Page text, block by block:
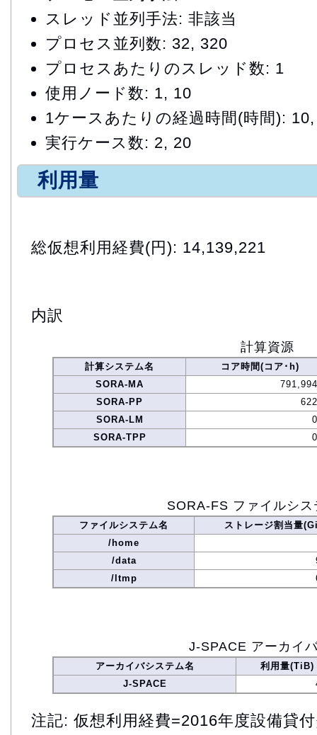
スレッド並列手法: 非該当
プロセス並列数: 32, 320
プロセスあたりのスレッド数: 1
使用ノード数: 1, 10
1ケースあたりの経過時間(時間):
実行ケース数: 2, 20
利用量
総仮想利用経費(円): 14,139,221
内訳
計算資源
計算システム名
コア時間(コア･h)
SORA-MA
SORA-PP
SORA-LM
SORA-TPP
SORA-FS ファイルシス
ファイルシステム名
ストレージ割当量
/home
/data
/ltmp
J-SPACE アーカイ
アーカイバシステム名
利用量(TiB)
J-SPACE
注記: 仮想利用経費=2016年度設備貸